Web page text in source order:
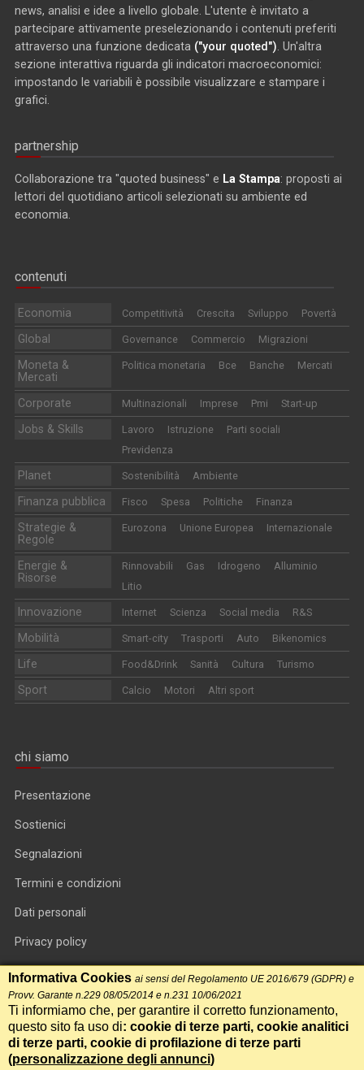
news, analisi e idee a livello globale. L'utente è invitato a
partecipare attivamente preselezionando i contenuti preferiti
attraverso una funzione dedicata ("your quoted") . Un'altra
sezione interattiva riguarda gli indicatori macroeconomici:
impostando le variabili è possibile visualizzare e stampare i
grafici.
partnership
Collaborazione tra "quoted business" e La Stampa: proposti ai
lettori del quotidiano articoli selezionati su ambiente ed
economia.
contenuti
Economia Competitività Crescita Sviluppo Povertà
Global Governance Commercio Migrazioni
Moneta &
Mercati
Politica monetaria Bce Banche Mercati
Corporate Multinazionali Imprese Pmi Start-up
Jobs & Skills Lavoro Istruzione
Parti sociali
Previdenza
Planet Sostenibilità Ambiente
Finanza pubblica Fisco Spesa Politiche Finanza
Strategie &
Regole
Eurozona Unione Europea Internazionale
Energie &
Risorse
Rinnovabili Gas Idrogeno
Alluminio
Litio
Innovazione Internet Scienza Social media R&S
Mobilità Smart-city Trasporti Auto Bikenomics
Life Food&Drink Sanità Cultura Turismo
Sport Calcio Motori Altri sport
chi siamo
Presentazione
Sostienici
Segnalazioni
Termini e condizioni
Dati personali
Privacy policy
Informativa cookie
RSS feed
RSS Top News
Contatti
Informativa Cookies ai sensi del Regolamento UE 2016/679 (GDPR) e
Provv. Garante n.229 08/05/2014 e n.231 10/06/2021
Ti informiamo che, per garantire il corretto funzionamento,
questo sito fa uso di: cookie di terze parti, cookie analitici
di terze parti, cookie di profilazione di terze parti
(personalizzazione degli annunci)